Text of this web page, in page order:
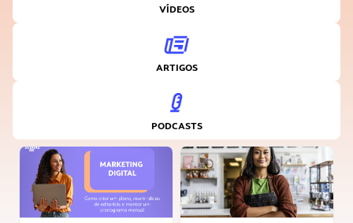
VÍDEOS
ARTIGOS
PODCASTS